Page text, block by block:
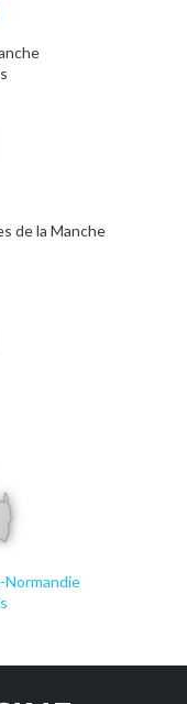
de la Manche
Normandie